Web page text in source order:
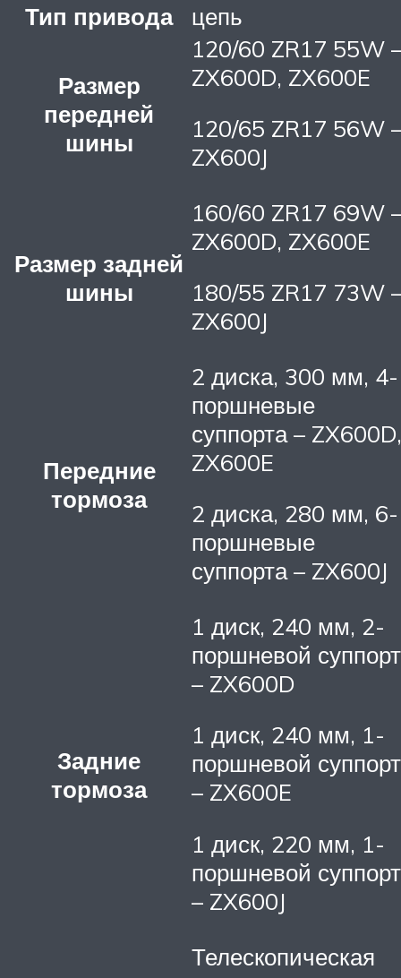
Тип привода
цепь
Размер
передней
шины
120/60 ZR17 55W
ZX600D, ZX600E
120/65 ZR17 56W
ZX600J
Размер задней
шины
160/60 ZR17 69W
ZX600D, ZX600E
180/55 ZR17 73W
ZX600J
Передние
тормоза
2 диска, 300 мм, 4-
поршневые
суппорта – ZX600D,
ZX600E
2 диска, 280 мм, 6-
поршневые
суппорта – ZX600J
Задние
тормоза
1 диск, 240 мм, 2-
поршневой суппорт
– ZX600D
1 диск, 240 мм, 1-
поршневой суппорт
– ZX600E
1 диск, 220 мм, 1-
поршневой суппорт
– ZX600J
Телескопическая